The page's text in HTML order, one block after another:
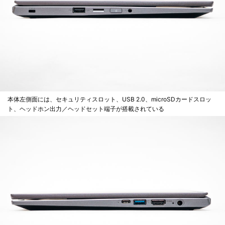
本体左側面には、セキュリティスロット、USB 2.0、microSDカードスロッ
ト、ヘッドホン出力／ヘッドセット端子が搭載されている